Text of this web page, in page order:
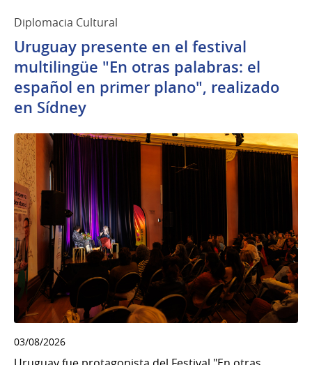
Diplomacia Cultural
Uruguay presente en el festival
multilingüe "En otras palabras: el
español en primer plano", realizado
en Sídney
03/08/2026